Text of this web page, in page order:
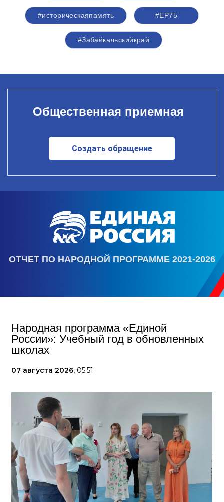
#историческаяпамять #ЕР75
#Забайкальскийкрай
Общественная приемная
Создать обращение
ОТЧЕТ ПО НАРОДНОЙ ПРОГРАММЕ 2021-2026
Народная программа «Единой
России»: Учебный год в обновленных
школах
07 августа 2026, 05:51